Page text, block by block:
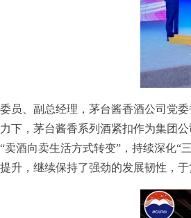
员、副总经理，茅台酱香酒公司党委
下，茅台酱香系列酒紧扣作为集团
卖酒向卖生活方式转变”，持续深化
升，继续保持了强劲的发展韧性，于